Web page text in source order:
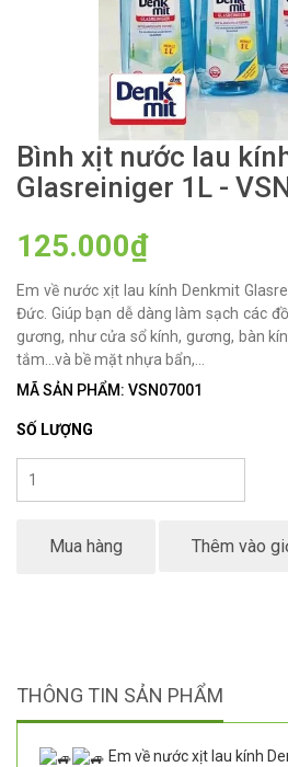
Bình xịt nước lau
Glasreiniger 1L -
125.000₫
Em về nước xịt lau kính Denkmit
Đức. Giúp bạn dễ dàng làm sạch các
gương, như cửa sổ kính, gương, bàn
tắm...và bề mặt nhựa bẩn,...
MÃ SẢN PHẨM: VSN07001
SỐ LƯỢNG
Mua hàng Thêm vào
THÔNG TIN SẢN PHẨM
Em về nước xịt lau kính